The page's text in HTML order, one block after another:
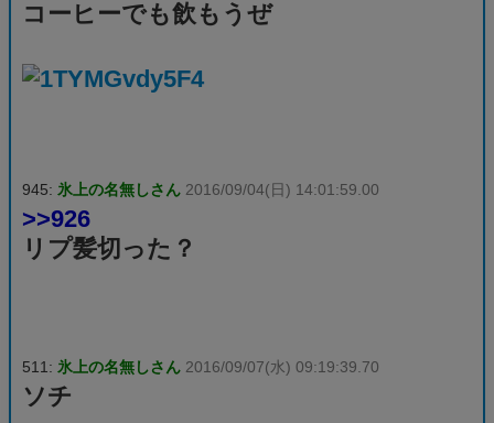
コーヒーでも飲もうぜ
945: 氷上の名無しさん 2016/09/04(日) 14:01:59.00
>>926
リプ髪切った？
511: 氷上の名無しさん 2016/09/07(水) 09:19:39.70
ソチ